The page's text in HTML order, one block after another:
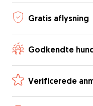
Gratis aflysning
Godkendte
Verificerede